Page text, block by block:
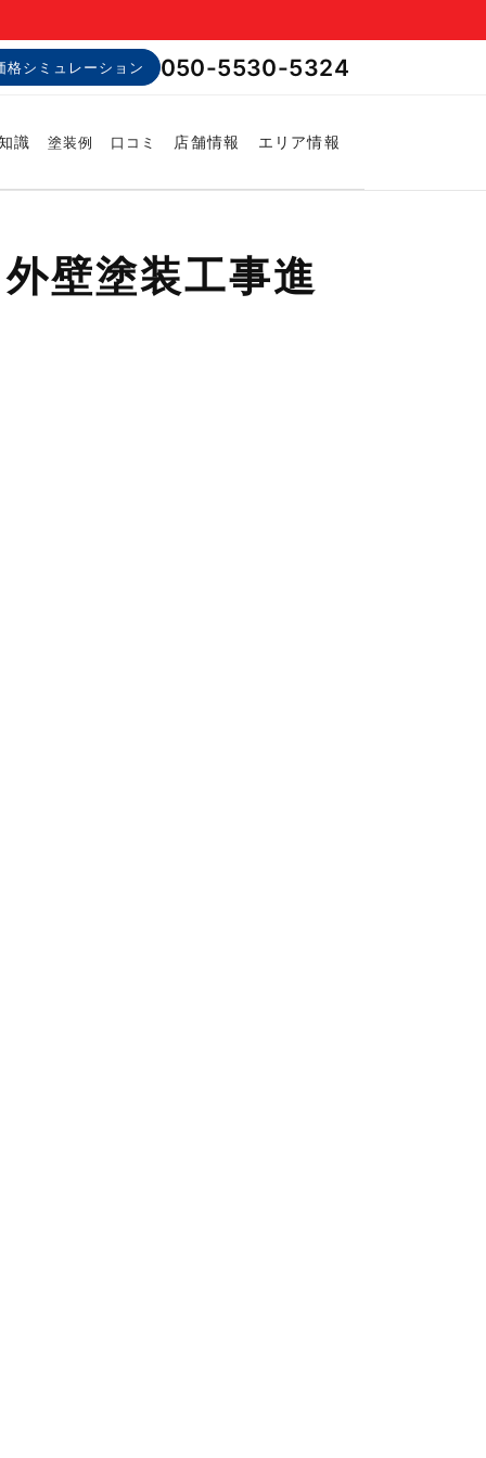
格シミュレーション 050-5530-5324
識 塗装例 口コミ 店舗情報 エリア情報
壁塗装工事進